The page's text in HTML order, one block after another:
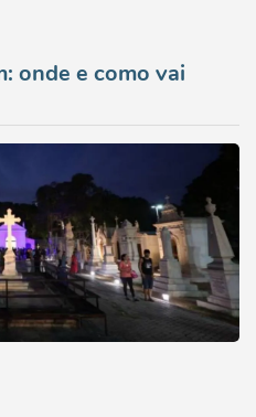
onde e como vai